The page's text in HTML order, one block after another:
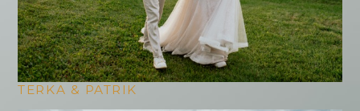
TERKA & PATRIK